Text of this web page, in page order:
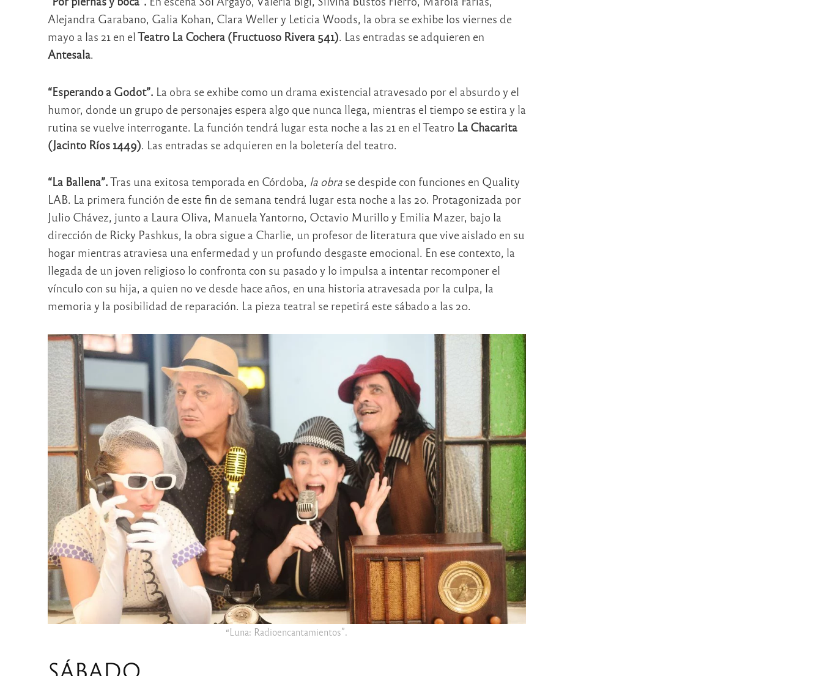
Alejandra Garabano, Galia Kohan, Clara Weller y Leticia Woods, la obra se exhibe los viernes de
mayo a las 21 en elTeatro La Cochera (Fructuoso Rivera 541). Las entradas se adquieren en
Antesala.
“Esperando a Godot”. La obra se exhibe como un drama existencial atravesado por el absurdo y el
humor, donde un grupo de personajes espera algo que nunca llega, mientras el tiempo se estira y la
rutina se vuelve interrogante. La función tendrá lugar esta noche a las 21 en el Teatro La Chacarita
(Jacinto Ríos 1449). Las entradas se adquieren en la boletería del teatro.
“La Ballena”.Tras una exitosa temporada en Córdoba, la obrase despide con funciones en Quality
LAB. La primera función de este fin de semana tendrá lugar esta noche a las 20. Protagonizada por
Julio Chávez, junto a Laura Oliva, Manuela Yantorno, Octavio Murillo y Emilia Mazer, bajo la
dirección de Ricky Pashkus, la obra sigue a Charlie, un profesor de literatura que vive aislado en su
hogar mientras atraviesa una enfermedad y un profundo desgaste emocional. En ese contexto, la
llegada de un joven religioso lo confronta con su pasado y lo impulsa a intentar recomponer el
vínculo con su hija, a quien no ve desde hace años, en una historia atravesada por la culpa, la
memoria y la posibilidad de reparación. La pieza teatral se repetirá este sábado a las 20.
“Luna: Radioencantamientos”.
SÁBADO